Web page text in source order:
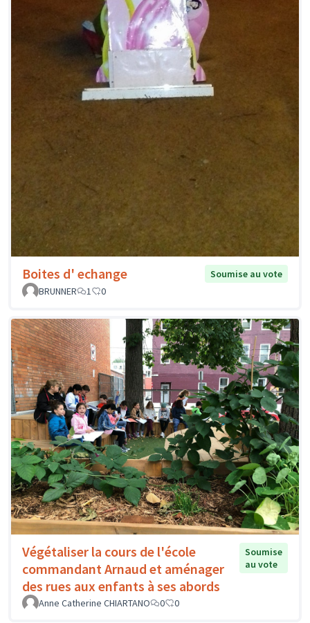
Boites d' echange
Soumise au vote
BRUNNER
1 0
Végétaliser la cours de l'école
commandant Arnaud et aménager
des rues aux enfants à ses abords
Soumise
au vote
Anne Catherine CHIARTANO 0 0